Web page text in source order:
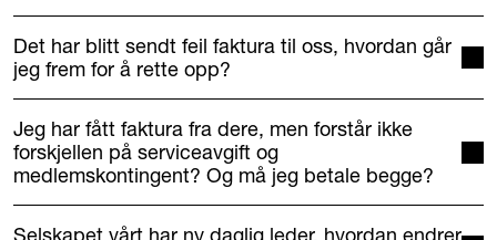
Det har blitt sendt feil faktura til oss, hvordan går
jeg frem for å rette opp?
Jeg har fått faktura fra dere, men forstår ikke
forskjellen på serviceavgift og
medlemskontingent? Og må jeg betale begge?